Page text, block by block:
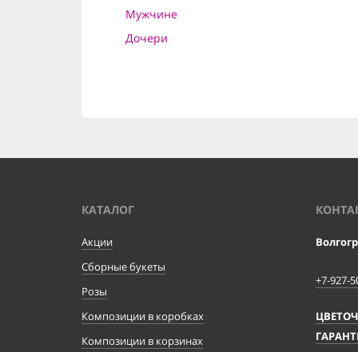
Мужчине
Дочери
КАТАЛОГ
Акции
Сборные букеты
Розы
Композиции в коробках
Композиции в корзинах
+7-927-